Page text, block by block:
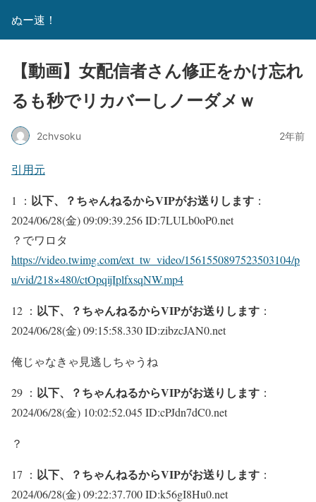
ぬー速！
【動画】女配信者さん修正をかけ忘れ
るも秒でリカバーしノーダメｗ
2chvsoku 2年前
引用元
1 ： 以下、？ちゃんねるからVIPがお送りします ：
2024/06/28(金) 09:09:39.256 ID:7LULb0oP0.net
？でワロタ
https://video.twimg.com/ext_tw_video/1561550897523503104/p
u/vid/218×480/ctOpqijIplfxsqNW.mp4
12 ： 以下、？ちゃんねるからVIPがお送りします ：
2024/06/28(金) 09:15:58.330 ID:zibzcJAN0.net
俺じゃなきゃ見逃しちゃうね
29 ： 以下、？ちゃんねるからVIPがお送りします ：
2024/06/28(金) 10:02:52.045 ID:cPJdn7dC0.net
？
17 ： 以下、？ちゃんねるからVIPがお送りします ：
2024/06/28(金) 09:22:37.700 ID:k56gI8Hu0.net